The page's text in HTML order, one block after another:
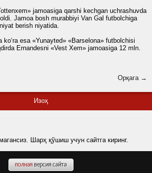
jamoasiga qarshi kechgan uchrashuvda
oldi. Jamoa bosh murabbiyi Van Gal futbolchiga
berish niyatida.
ko‘ra esa «Yunayted» «Barselona» futbolchisi
Ernandesni «Vest Xem» jamoasiga 12 mln.
Орқага →
Изоҳ
Шарҳ қўшиш учун сайтга киринг.